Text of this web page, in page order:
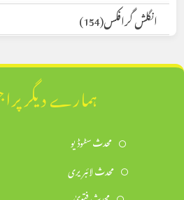
انگلش گرافکس(154)
ہمارے دیگر
محدث سٹوڈیو
محدث لائبریری